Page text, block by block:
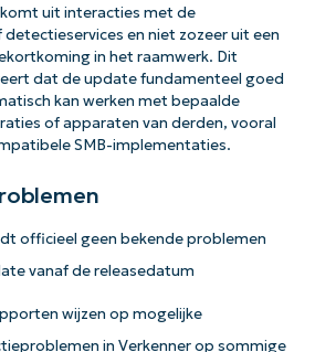
uit interacties met de
en niet zozeer uit een
in het raamwerk. Dit
dat de update fundamenteel goed
kan werken met bepaalde
of apparaten van derden, vooral
SMB-implementaties.
officieel geen bekende problemen
vanaf de releasedatum
wijzen op mogelijke
in Verkenner op sommige
met NinjaOne AI-
KB-analyses!